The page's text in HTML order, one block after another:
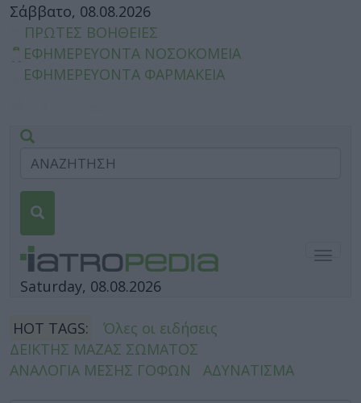
Σάββατο, 08.08.2026
ΠΡΩΤΕΣ ΒΟΗΘΕΙΕΣ
ΕΦΗΜΕΡΕΥΟΝΤΑ ΝΟΣΟΚΟΜΕΙΑ
ΕΦΗΜΕΡΕΥΟΝΤΑ ΦΑΡΜΑΚΕΙΑ
Saturday, 08.08.2026
HOT TAGS:
Όλες οι ειδήσεις
ΔΕΙΚΤΗΣ ΜΑΖΑΣ ΣΩΜΑΤΟΣ
ΑΝΑΛΟΓΙΑ ΜΕΣΗΣ ΓΟΦΩΝ
ΑΔΥΝΑΤΙΣΜΑ